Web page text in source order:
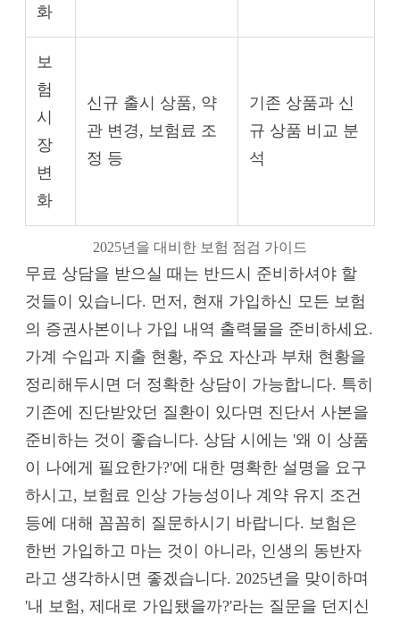
2025년을 대비한 보험 점검 가이드
화
보
험
시
장
변
화
신규 출시 상품, 약
관 변경, 보험료 조
정 등
기존 상품과 신
규 상품 비교 분
석
무료 상담을 받으실 때는 반드시 준비하셔야 할
것들이 있습니다. 먼저, 현재 가입하신 모든 보험
의 증권사본이나 가입 내역 출력물을 준비하세요.
가계 수입과 지출 현황, 주요 자산과 부채 현황을
정리해두시면 더 정확한 상담이 가능합니다. 특히
기존에 진단받았던 질환이 있다면 진단서 사본을
준비하는 것이 좋습니다. 상담 시에는 '왜 이 상품
이 나에게 필요한가?'에 대한 명확한 설명을 요구
하시고, 보험료 인상 가능성이나 계약 유지 조건
등에 대해 꼼꼼히 질문하시기 바랍니다. 보험은
한번 가입하고 마는 것이 아니라, 인생의 동반자
라고 생각하시면 좋겠습니다. 2025년을 맞이하며
'내 보험, 제대로 가입됐을까?'라는 질문을 던지신